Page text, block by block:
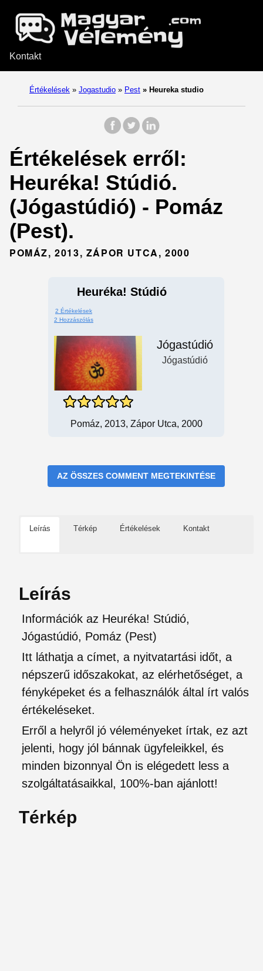
Kontakt
Értékelések » Jogastudio » Pest » Heureka studio
Értékelések erről:
Heuréka! Stúdió.
(Jógastúdió) - Pomáz
(Pest).
POMÁZ, 2013, ZÁPOR UTCA, 2000
Heuréka! Stúdió
2 Értékelések
2 Hozzászólás
Jógastúdió
Jógastúdió
Pomáz, 2013, Zápor Utca, 2000
AZ ÖSSZES COMMENT MEGTEKINTÉSE
Leírás Térkép Értékelések Kontakt
Leírás
Információk az Heuréka! Stúdió,
Jógastúdió, Pomáz (Pest)
Itt láthatja a címet, a nyitvatartási időt, a
népszerű időszakokat, az elérhetőséget, a
fényképeket és a felhasználók által írt valós
értékeléseket.
Erről a helyről jó véleményeket írtak, ez azt
jelenti, hogy jól bánnak ügyfeleikkel, és
minden bizonnyal Ön is elégedett less a
szolgáltatásaikkal, 100%-ban ajánlott!
Térkép